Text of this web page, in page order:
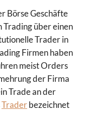
Börse Geschäfte
Trading über einen
Trader in
Firmen haben
meist Orders
der Firma
Trade an der
Traderbezeichnet